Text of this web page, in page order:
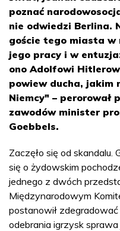
poznać
nie odwiedzi Berlina.
goście tego miasta
jego pracy i w
ono Adolfowi
powiew ducha, jakim
Niemcy" – perorował
zawodów minister
Goebbels.
Zaczęło się od skandalu.
się o żydowskim
jednego z dwóch
Międzynarodowym
postanowił
odebrania igrzysk